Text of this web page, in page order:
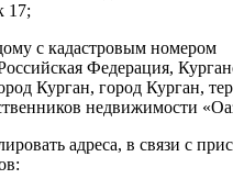
17;
с кадастровым номером
Федерация,
Курган, город Курган,
недвижимости
адреса, в связи с